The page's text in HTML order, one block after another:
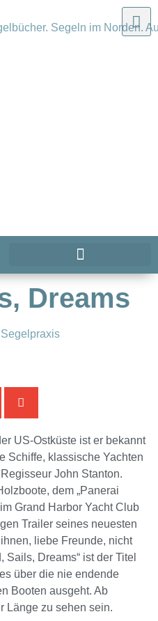
Dreams
Segelpraxis
US-Ostküste ist er bekannt
Schiffe, klassische Yachten
John Stanton.
dem „Panerai
Grand Harbor Yacht Club
Trailer seines neuesten
liebe Freunde, nicht
Sails, Dreams“ ist der Titel
über die nie endende
Booten ausgeht. Ab
Länge zu sehen sein.